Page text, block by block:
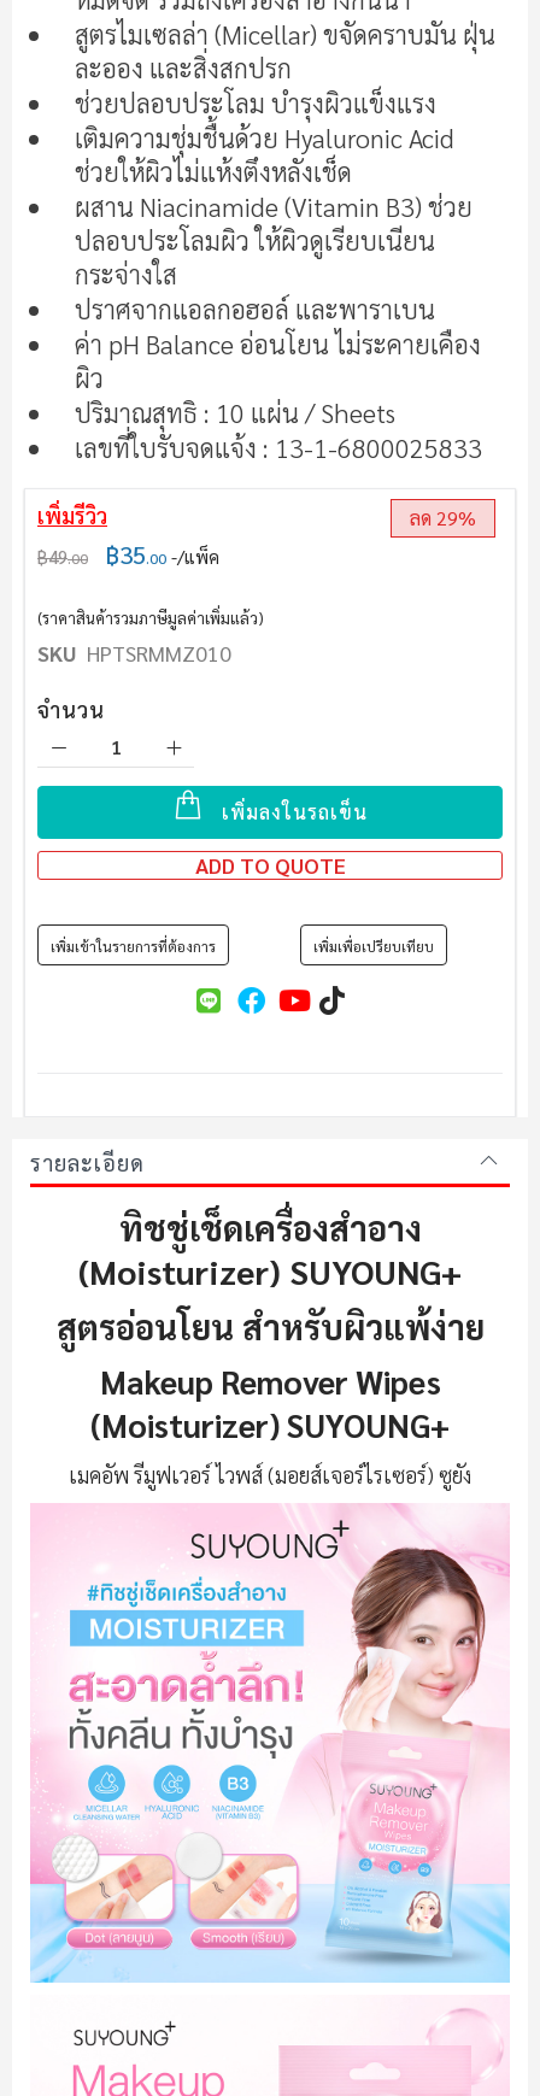
รี
รูปภาพ
สูตรไมเซลล่า (Micellar) ขจัดคราบมัน ฝุ่น
ละออง และสิ่งสกปรก
ช่วยปลอบประโลม บำรุงผิวแข็งแรง
เติมความชุ่มชื้นด้วย Hyaluronic Acid
ช่วยให้ผิวไม่แห้งตึงหลังเช็ด
ผสาน Niacinamide (Vitamin B3) ช่วย
ปลอบประโลมผิว ให้ผิวดูเรียบเนียน
กระจ่างใส
ปราศจากแอลกอฮอล์ และพาราเบน
ค่า pH Balance อ่อนโยน ไม่ระคายเคือง
ผิว
ปริมาณสุทธิ : 10 แผ่น / Sheets
เลขที่ใบรับจดแจ้ง : 13-1-6800025833
เพิ่มรีวิว
฿49.00 ฿35.00 /แพ็ค
ลด 29%
(ราคาสินค้ารวมภาษีมูลค่าเพิ่มแล้ว)
SKU HPTSRMMZ010
จำนวน
เพิ่มลงในรถเข็น
ADD TO QUOTE
เพิ่มเข้าในรายการที่ต้องการ เพิ่มเพื่อเปรียบเทียบ
รายละเอียด
ทิชชู่เช็ดเครื่องสำอาง
(Moisturizer) SUYOUNG+
สูตรอ่อนโยน สำหรับผิวแพ้ง่าย
Makeup Remover Wipes
(Moisturizer) SUYOUNG+
เมคอัพ รีมูฟเวอร์ ไวพส์ (มอยส์เจอร์ไรเซอร์) ซูยัง